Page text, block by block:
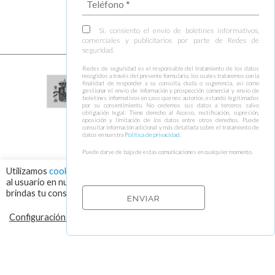
Utilizamos cookies
al usuario en nuestra web. Haciendo click en el botón "Aceptar",
brindas tu consentimiento para el uso de todas las cookies.
Configuración de cookies
Sí, consiento el envío de boletines informativos,
comerciales y publicitarios por parte de Redes de
seguridad.
Redes de seguridad es el responsable del tratamiento de los datos
recogidos a través del presente formulario, los cuales trataremos con la
finalidad de responder a su consulta, duda o sugerencia, así como
gestionar el envío de información y prospección comercial y envío de
boletines informativos en caso que nos autorice, estando legitimados
por su consentimiento. No cedemos sus datos a terceros salvo
obligación legal. Tiene derecho al Acceso, rectificación, supresión,
oposición y limitación de los datos entre otros derechos. Puede
consultar información adicional y más detallada sobre el tratamiento de
datos en nuestra Política de privacidad
Puede darse de baja de estas comunicaciones en cualquier momento.